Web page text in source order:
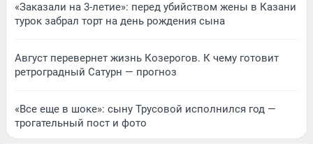
«Заказали на 3-летие»: перед убийством жены в Казани
турок забрал торт на день рождения сына
Август перевернет жизнь Козерогов. К чему готовит
ретроградный Сатурн — прогноз
«Все еще в шоке»: сыну Трусовой исполнился год —
трогательный пост и фото